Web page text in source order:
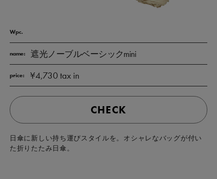
Wpc.
name: 遮光ノーブルベーシックmini
price: ¥4,730 tax in
CHECK
日傘に新しい持ち運びスタイルを。オシャレなバッグが付い
た折りたたみ日傘。